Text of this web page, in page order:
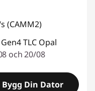
(CAMM2)
TLC Opal
och 20/08
Bygg Din Dator